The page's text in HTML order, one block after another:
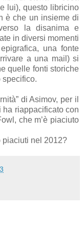
lui), questo libricino
è che un insieme di
la disanima e
in diversi momenti
una fonte
a una mail) si
quelle fonti storiche
specifico.
di Asimov, per il
ha riappacificato con
che m’è piaciuto
piaciuti nel 2012?